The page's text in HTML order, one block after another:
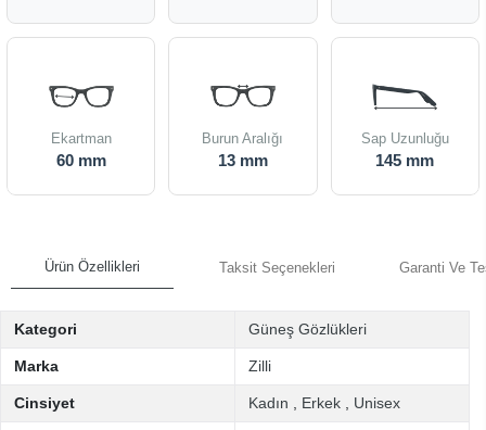
Ekartman
60 mm
Burun Aralığı
13 mm
Sap Uzunluğu
145 mm
Ürün Özellikleri Taksit Seçenekleri Garanti Ve
Kategori Güneş Gözlükleri
Marka Zilli
Cinsiyet Kadın Erkek Unisex